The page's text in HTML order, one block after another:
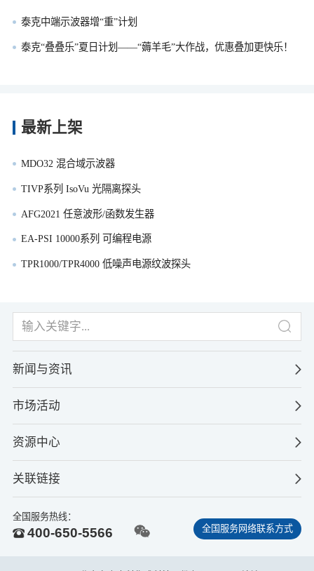
泰克中端示波器增“重”计划
泰克“叠叠乐”夏日计划——“薅羊毛”大作战，优惠叠加更快乐！
最新上架
MDO32 混合域示波器
TIVP系列 IsoVu 光隔离探头
AFG2021 任意波形/函数发生器
EA-PSI 10000系列 可编程电源
TPR1000/TPR4000 低噪声电源纹波探头
新闻与资讯
市场活动
资源中心
关联链接
全国服务热线：
400-650-5566 全国服务网络联系方式